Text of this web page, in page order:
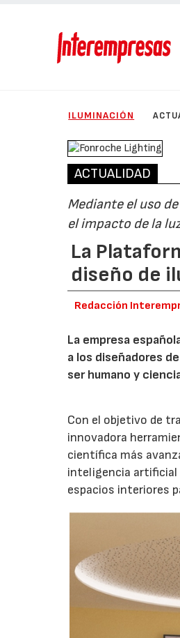
ILUMINACIÓN
ACTUALIDAD
Mediante el uso
el impacto de la
La
diseño de
Redacción
La empresa
a los diseñadores
ser humano y
Con el objetivo de
innovadora
científica más
inteligencia artificial
espacios interiores